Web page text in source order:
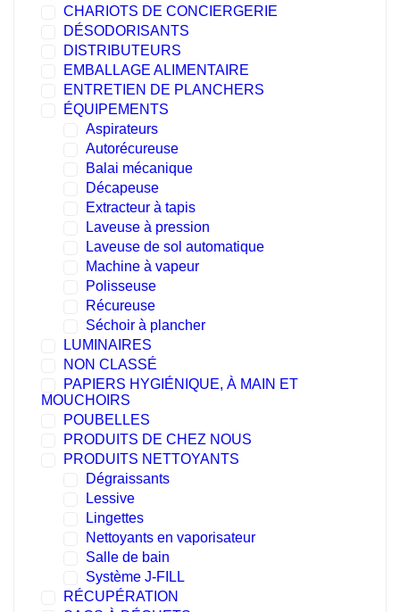
CHARIOTS DE CONCIERGERIE
DÉSODORISANTS
DISTRIBUTEURS
EMBALLAGE ALIMENTAIRE
ENTRETIEN DE PLANCHERS
ÉQUIPEMENTS
Aspirateurs
Autorécureuse
Balai mécanique
Décapeuse
Extracteur à tapis
Laveuse à pression
Laveuse de sol automatique
Machine à vapeur
Polisseuse
Récureuse
Séchoir à plancher
LUMINAIRES
NON CLASSÉ
PAPIERS HYGIÉNIQUE, À MAIN ET
MOUCHOIRS
POUBELLES
PRODUITS DE CHEZ NOUS
PRODUITS NETTOYANTS
Dégraissants
Lessive
Lingettes
Nettoyants en vaporisateur
Salle de bain
Système J-FILL
RÉCUPÉRATION